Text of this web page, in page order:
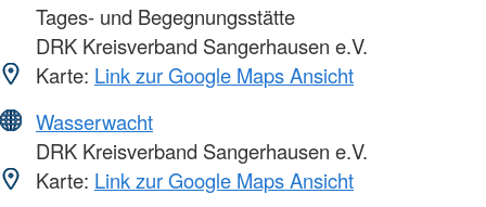
Tages- und Begegnungsstätte
DRK Kreisverband Sangerhausen e.V.
Karte: Link zur Google Maps Ansicht
Wasserwacht
DRK Kreisverband Sangerhausen e.V.
Karte: Link zur Google Maps Ansicht